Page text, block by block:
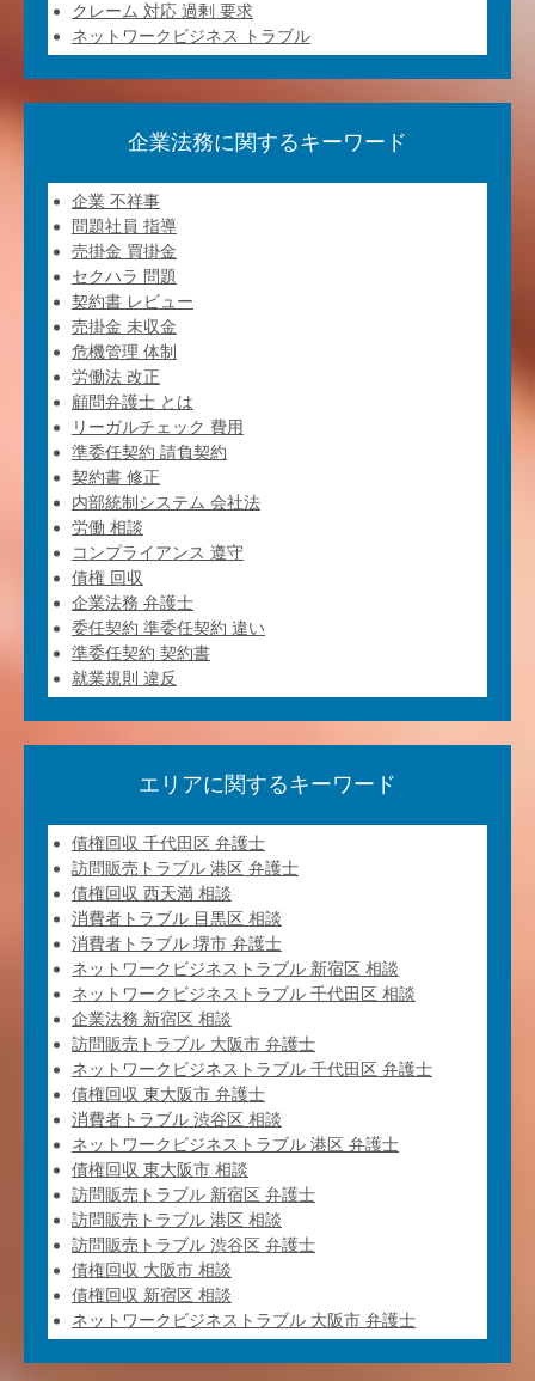
クレーム 対応 過剰 要求
ネットワークビジネス トラブル
企業法務に関するキーワード
企業 不祥事
問題社員 指導
売掛金 買掛金
セクハラ 問題
契約書 レビュー
売掛金 未収金
危機管理 体制
労働法 改正
顧問弁護士 とは
リーガルチェック 費用
準委任契約 請負契約
契約書 修正
内部統制システム 会社法
労働 相談
コンプライアンス 遵守
債権 回収
企業法務 弁護士
委任契約 準委任契約 違い
準委任契約 契約書
就業規則 違反
エリアに関するキーワード
債権回収 千代田区 弁護士
訪問販売トラブル 港区 弁護士
債権回収 西天満 相談
消費者トラブル 目黒区 相談
消費者トラブル 堺市 弁護士
ネットワークビジネストラブル 新宿区 相談
ネットワークビジネストラブル 千代田区 相談
企業法務 新宿区 相談
訪問販売トラブル 大阪市 弁護士
ネットワークビジネストラブル 千代田区 弁護士
債権回収 東大阪市 弁護士
消費者トラブル 渋谷区 相談
ネットワークビジネストラブル 港区 弁護士
債権回収 東大阪市 相談
訪問販売トラブル 新宿区 弁護士
訪問販売トラブル 港区 相談
訪問販売トラブル 渋谷区 弁護士
債権回収 大阪市 相談
債権回収 新宿区 相談
ネットワークビジネストラブル 大阪市 弁護士